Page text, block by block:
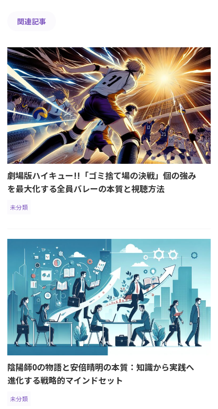
関連記事
劇場版ハイキュー!!「ゴミ捨て場の決戦」個の強み
を最大化する全員バレーの本質と視聴方法
未分類
陰陽師0の物語と安倍晴明の本質：知識から実践へ
進化する戦略的マインドセット
未分類